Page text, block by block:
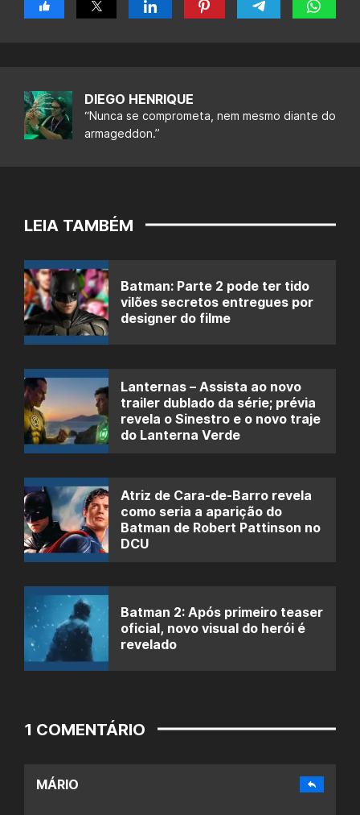
DIEGO HENRIQUE
“Nunca se comprometa, nem mesmo diante do
armageddon.”
LEIA TAMBÉM
Batman: Parte 2 pode ter tido
vilões secretos entregues por
designer do filme
Lanternas – Assista ao novo
trailer dublado da série; prévia
revela o Sinestro e o novo traje
do Lanterna Verde
Atriz de Cara-de-Barro revela
como seria a aparição do
Batman de Robert Pattinson no
DCU
Batman 2: Após primeiro teaser
oficial, novo visual do herói é
revelado
1 COMENTÁRIO
MÁRIO